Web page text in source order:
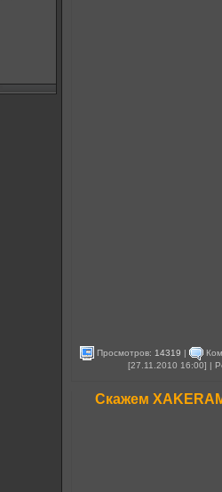
Просмотров: 14319 |
[27.11.2010 16:00] |
Скажем